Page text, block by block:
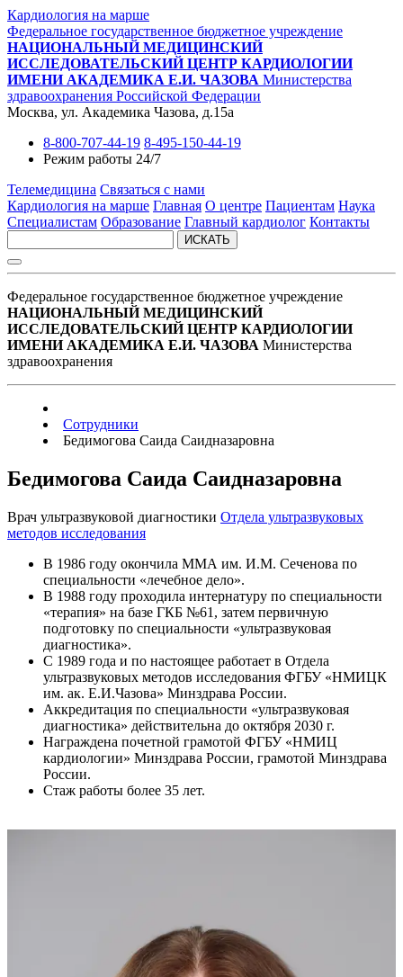
Кардиология на марше
Федеральное государственное бюджетное учреждение
НАЦИОНАЛЬНЫЙ МЕДИЦИНСКИЙ
ИССЛЕДОВАТЕЛЬСКИЙ ЦЕНТР КАРДИОЛОГИИ
ИМЕНИ АКАДЕМИКА Е.И. ЧАЗОВА Министерства
здравоохранения Российской Федерации
Москва, ул. Академика Чазова, д.15а
8-800-707-44-19 8-495-150-44-19
Режим работы 24/7
Телемедицина Связаться с нами
Кардиология на марше Главная О центре Пациентам Наука
Специалистам Образование Главный кардиолог Контакты
ИСКАТЬ
Федеральное государственное бюджетное учреждение
НАЦИОНАЛЬНЫЙ МЕДИЦИНСКИЙ
ИССЛЕДОВАТЕЛЬСКИЙ ЦЕНТР КАРДИОЛОГИИ
ИМЕНИ АКАДЕМИКА Е.И. ЧАЗОВА Министерства
здравоохранения
Сотрудники
Бедимогова Саида Саидназаровна
Бедимогова Саида Саидназаровна
Врач ультразвуковой диагностики Отдела ультразвуковых
методов исследования
В 1986 году окончила ММА им. И.М. Сеченова по
специальности «лечебное дело».
В 1988 году проходила интернатуру по специальности
«терапия» на базе ГКБ №61, затем первичную
подготовку по специальности «ультразвуковая
диагностика».
С 1989 года и по настоящее работает в Отдела
ультразвуковых методов исследования ФГБУ «НМИЦК
им. ак. Е.И.Чазова» Минздрава России.
Аккредитация по специальности «ультразвуковая
диагностика» действительна до октября 2030 г.
Награждена почетной грамотой ФГБУ «НМИЦ
кардиологии» Минздрава России, грамотой Минздрава
России.
Стаж работы более 35 лет.